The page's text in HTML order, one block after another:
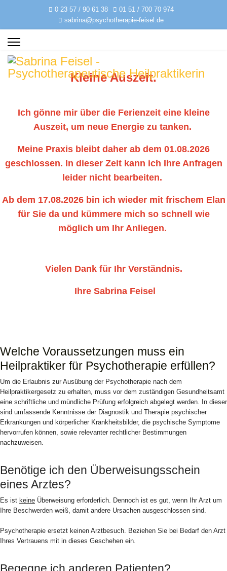
0 23 57 / 90 61 38
01 51 / 700 70 974
sabrina@psychotherapie-feisel.de
Kleine Auszeit.
Ich gönne mir über die Ferienzeit eine kleine
Auszeit, um neue Energie zu tanken.
Meine Praxis bleibt daher ab dem 01.08.2026
geschlossen. In dieser Zeit kann ich Ihre Anfragen
leider nicht bearbeiten.
Ab dem 17.08.2026 bin ich wieder mit frischem Elan
für Sie da und kümmere mich so schnell wie
möglich um Ihr Anliegen.
Vielen Dank für Ihr Verständnis.
Ihre Sabrina Feisel
Welche Voraussetzungen muss ein
Heilpraktiker für Psychotherapie erfüllen?
Um die Erlaubnis zur Ausübung der Psychotherapie nach dem
Heilpraktikergesetz zu erhalten, muss vor dem zuständigen Gesundheitsamt
eine schriftliche und mündliche Prüfung erfolgreich abgelegt werden. In dieser
sind umfassende Kenntnisse der Diagnostik und Therapie psychischer
Erkrankungen und körperlicher Krankheitsbilder, die psychische Symptome
hervorrufen können, sowie relevanter rechtlicher Bestimmungen
nachzuweisen.
Benötige ich den Überweisungsschein
eines Arztes?
Es ist keine Überweisung erforderlich. Dennoch ist es gut, wenn Ihr Arzt um
Ihre Beschwerden weiß, damit andere Ursachen ausgeschlossen sind.
Psychotherapie ersetzt keinen Arztbesuch. Beziehen Sie bei Bedarf den Arzt
Ihres Vertrauens mit in dieses Geschehen ein.